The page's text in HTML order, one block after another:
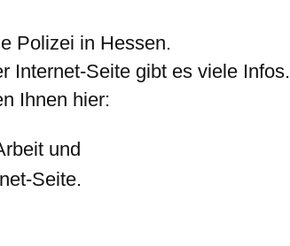
Polizei in Hessen.
Internet-Seite gibt es viele Infos.
Ihnen hier:
und
Seite.